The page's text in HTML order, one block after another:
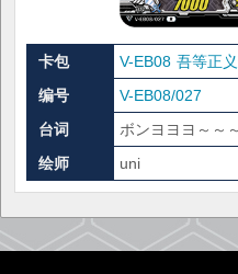
卡包
V-EB08 吾等正
编号
V-EB08/027
台词
ボンヨヨヨ～～
绘师
uni